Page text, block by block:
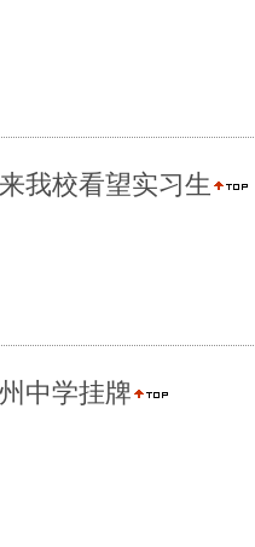
我校看望实习生
中学挂牌